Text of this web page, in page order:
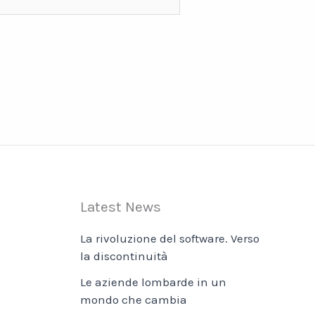
Latest News
La rivoluzione del software. Verso
la discontinuità
Le aziende lombarde in un
mondo che cambia